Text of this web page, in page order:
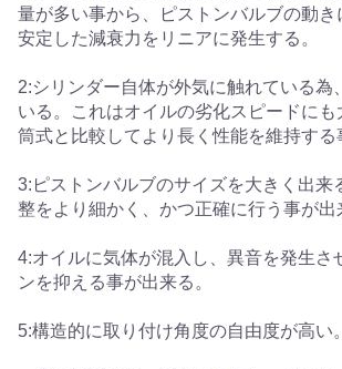
量が多い事から、ピストンバルブの動き
安定した減衰力をリニアに発生する。
2:シリンダー自体が外気に触れている為
いる。これはオイルの劣化スピードに
筒式と比較してより長く性能を維持する
3:ピストンバルブのサイズを大きく出来
整をより細かく、かつ正確に行う事が出
4:オイルに気体が混入し、異音を発生さ
ンを抑える事が出来る。
5:構造的に取り付け角度の自由度が高い。